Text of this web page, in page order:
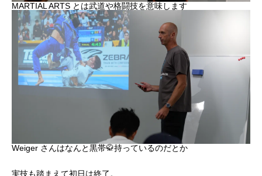
MARTIAL ARTS とは武道や格闘技を意味します
Weiger さんはなんと黒帯🥋持っているのだとか
実技も踏まえて初日は終了。